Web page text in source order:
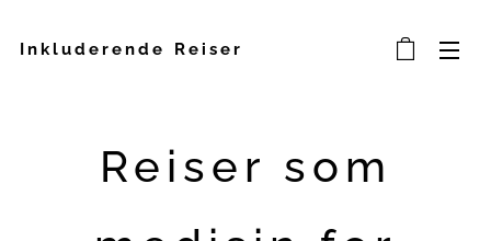
Inkluderende Reiser
Reiser som